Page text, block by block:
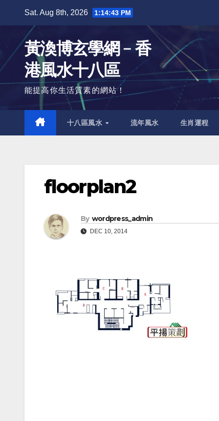
content
Sat. Aug 8th, 2026 1:14:44 PM
黃渙博玄學網﹣香
港風水十八區
能提高你生活質素的網站！
十八區風水 流年風水 生肖運程
floorplan2
By wordpress_admin
DEC 10, 2014